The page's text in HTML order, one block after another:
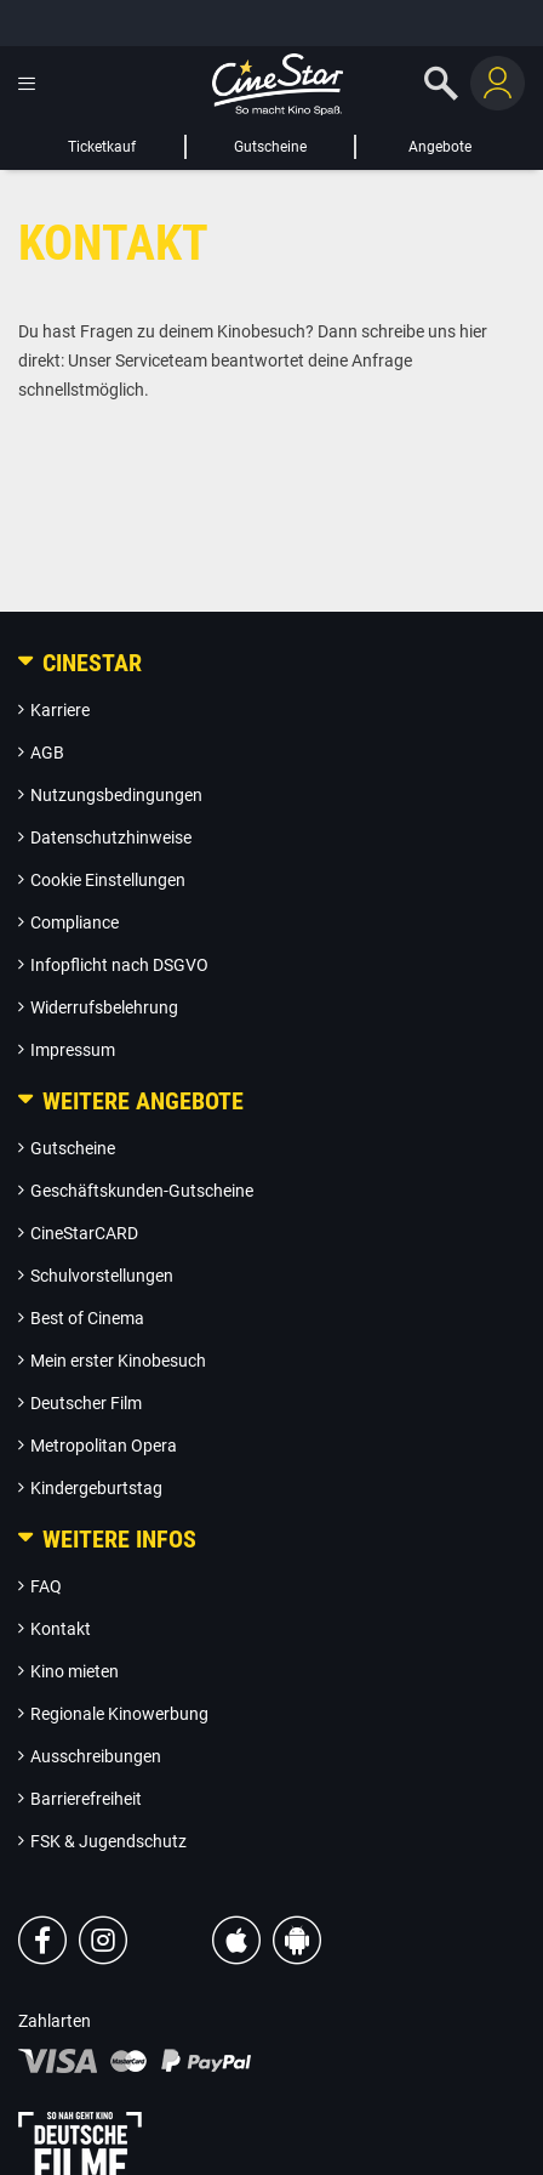
Ticketkauf Gutscheine Angebote
LIEBER CINESTAR-GAST,
Sie werden nun auf eine Website eines Drittanbieters weitergeleitet.
WEITER ZUR EXTERNEN SEITE
GUTSCHEIN HINZUFÜGEN
Gutschein
Gültig bis:
KONTAKT
Du hast Fragen zu deinem Kinobesuch? Dann schreibe uns hier
direkt: Unser Serviceteam beantwortet deine Anfrage
schnellstmöglich.
CINESTAR
Karriere
AGB
Nutzungsbedingungen
Datenschutzhinweise
Cookie Einstellungen
Compliance
Infopflicht nach DSGVO
Widerrufsbelehrung
Impressum
WEITERE ANGEBOTE
Gutscheine
Geschäftskunden-Gutscheine
CineStarCARD
Schulvorstellungen
Best of Cinema
Mein erster Kinobesuch
Deutscher Film
Metropolitan Opera
Kindergeburtstag
WEITERE INFOS
FAQ
Kontakt
Kino mieten
Regionale Kinowerbung
Ausschreibungen
Barrierefreiheit
FSK & Jugendschutz
Zahlarten